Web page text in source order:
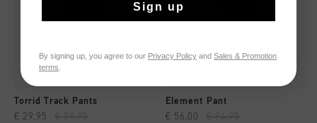
Torrid Track Pants
€ 29,95 € 59,95
Element Pant
€ 56,00 € 94,95
Sign up
By signing up, you agree to our Privacy Policy and Sales & Promotion
terms